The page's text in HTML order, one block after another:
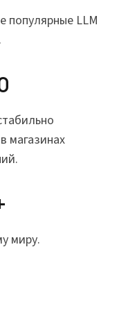
LLM
магазинах
миру.